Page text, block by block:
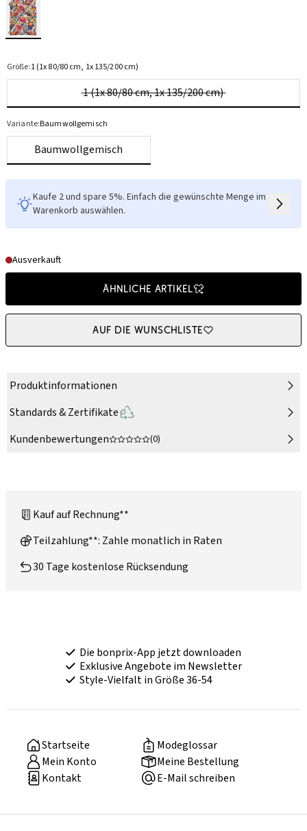
Größe:1 (1x 80/80 cm, 1x 135/200 cm)
1 (1x 80/80 cm, 1x 135/200 cm)
Variante:Baumwollgemisch
Baumwollgemisch
Kaufe 2 und spare 5%. Einfach die gewünschte Menge im
Warenkorb auswählen.
Ausverkauft
Ähnliche Artikel
Auf die Wunschliste
Produktinformationen
Standards & Zertifikate
Kundenbewertungen
(0)
Kauf auf Rechnung**
Teilzahlung**: Zahle monatlich in Raten
30 Tage kostenlose Rücksendung
Die bonprix-App jetzt downloaden
Exklusive Angebote im Newsletter
Style-Vielfalt in Größe 36-54
Startseite
Modeglossar
Mein Konto
Meine Bestellung
Kontakt
E-Mail schreiben